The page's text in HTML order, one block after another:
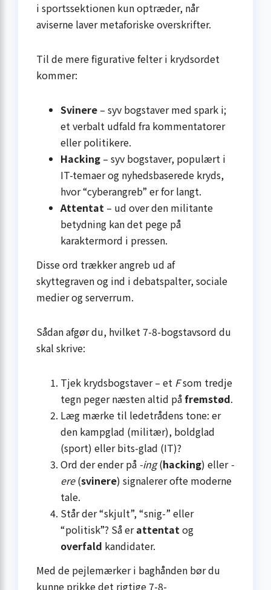
i sportssektionen kun optræder, når
aviserne laver metaforiske overskrifter.
Til de mere figurative felter i krydsordet
kommer:
Svinere – syv bogstaver med spark i;
et verbalt udfald fra kommentatorer
eller politikere.
Hacking – syv bogstaver, populært i
IT-temaer og nyhedsbaserede kryds,
hvor “cyberangreb” er for langt.
Attentat – ud over den militante
betydning kan det pege på
karaktermord i pressen.
Disse ord trækker angreb ud af
skyttegraven og ind i debatspalter, sociale
medier og serverrum.
Sådan afgør du, hvilket 7-8-bogstavsord du
skal skrive:
Tjek krydsbogstaver – et Fsom tredje
tegn peger næsten altid påfremstød.
Læg mærke til ledetrådens tone: er
den kampglad (militær), boldglad
(sport) eller bits-glad (IT)?
Ord der ender på -ing(hacking) eller-
ere(svinere) signalerer ofte moderne
tale.
Står der “skjult”, “snig-” eller
“politisk”? Så erattentatog
overfald kandidater.
Med de pejlemærker i baghånden bør du
kunne prikke det rigtige 7-8-